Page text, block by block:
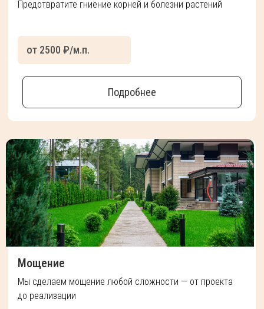
Предотвратите гниение корней и болезни растений
Подробнее
от 2500 ₽/м.п.
Мы сделаем мощение любой сложности — от проекта
до реализации
Мощение